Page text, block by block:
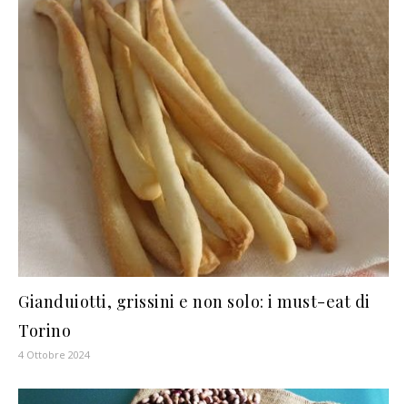
Gianduiotti, grissini e non solo: i must-eat di
Torino
4 Ottobre 2024